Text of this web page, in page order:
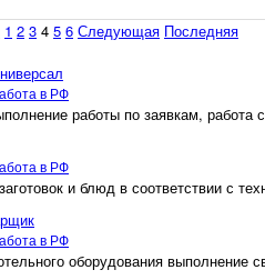
1 2 3 4 5 6 Следующая Последняя
в РФ
работы по заявкам,
в РФ
и блюд в соответствии с
в РФ
оборудования выполнение